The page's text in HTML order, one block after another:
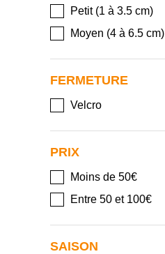
Petit (1 à 3.5 cm)
Moyen (4 à 6.5 cm)
FERMETURE
Velcro
PRIX
Moins de 50€
Entre 50 et 100€
SAISON